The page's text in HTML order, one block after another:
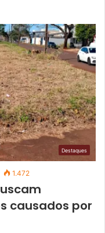
Destaques
1.472
causados por